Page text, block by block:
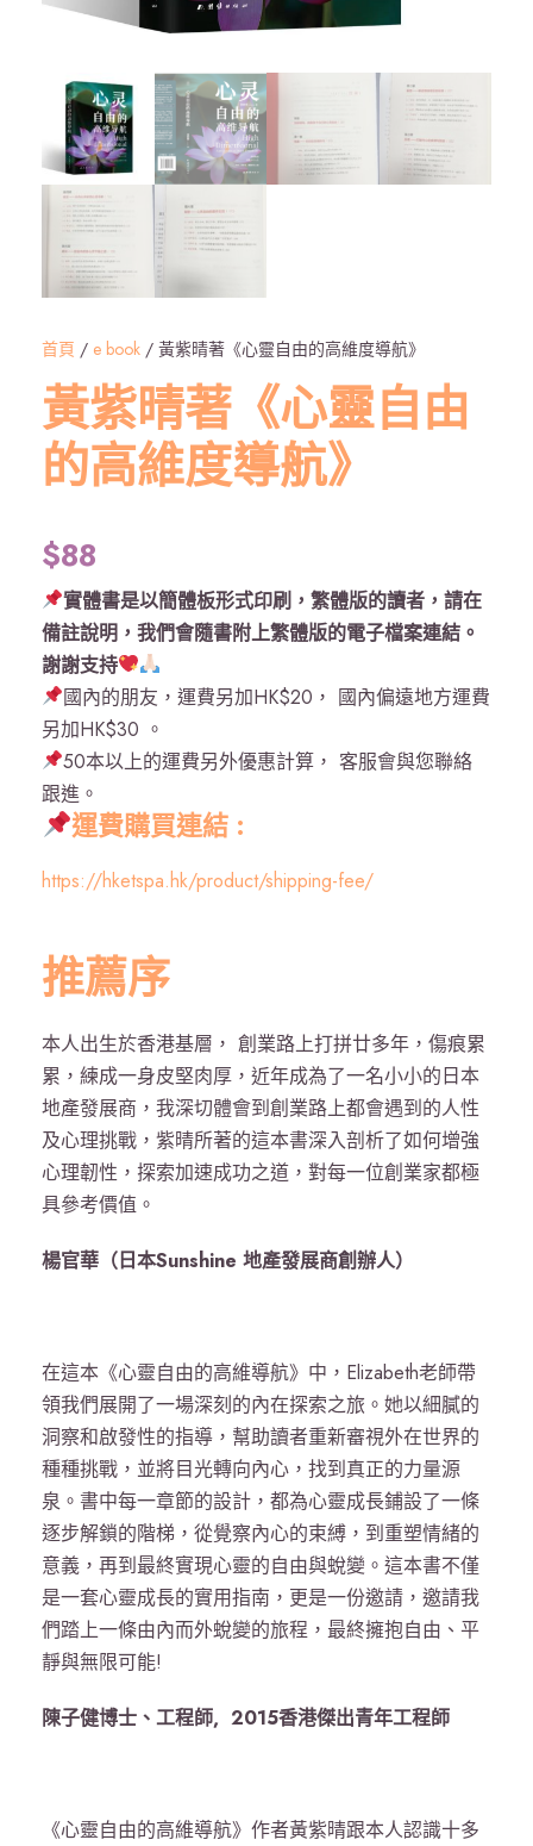
首頁 / e book / 黃紫晴著《心靈自由的高維度導航》
黃紫晴著《心靈自由
的高維度導航》
$88
實體書是以簡體板形式印刷，繁體版的讀者，請在
備註說明，我們會隨書附上繁體版的電子檔案連結。
謝謝支持
國內的朋友，運費另加HK$20， 國內偏遠地方運費
另加HK$30 。
50本以上的運費另外優惠計算， 客服會與您聯絡
跟進。
運費購買連結 :
https://hketspa.hk/product/shipping-fee/
推薦序
本人出生於香港基層， 創業路上打拼廿多年，傷痕累
累，練成一身皮堅肉厚，近年成為了一名小小的日本
地產發展商，我深切體會到創業路上都會遇到的人性
及心理挑戰，紫晴所著的這本書深入剖析了如何增強
心理韌性，探索加速成功之道，對每一位創業家都極
具參考價值。
楊官華（日本Sunshine 地產發展商創辦人）
在這本《心靈自由的高維導航》中，Elizabeth老師帶
領我們展開了一場深刻的內在探索之旅。她以細膩的
洞察和啟發性的指導，幫助讀者重新審視外在世界的
種種挑戰，並將目光轉向內心，找到真正的力量源
泉。書中每一章節的設計，都為心靈成長鋪設了一條
逐步解鎖的階梯，從覺察內心的束縛，到重塑情緒的
意義，再到最終實現心靈的自由與蛻變。這本書不僅
是一套心靈成長的實用指南，更是一份邀請，邀請我
們踏上一條由內而外蛻變的旅程，最終擁抱自由、平
靜與無限可能!
陳子健博士、工程師, 2015香港傑出青年工程師
《心靈自由的高維導航》作者黃紫晴跟本人認識十多